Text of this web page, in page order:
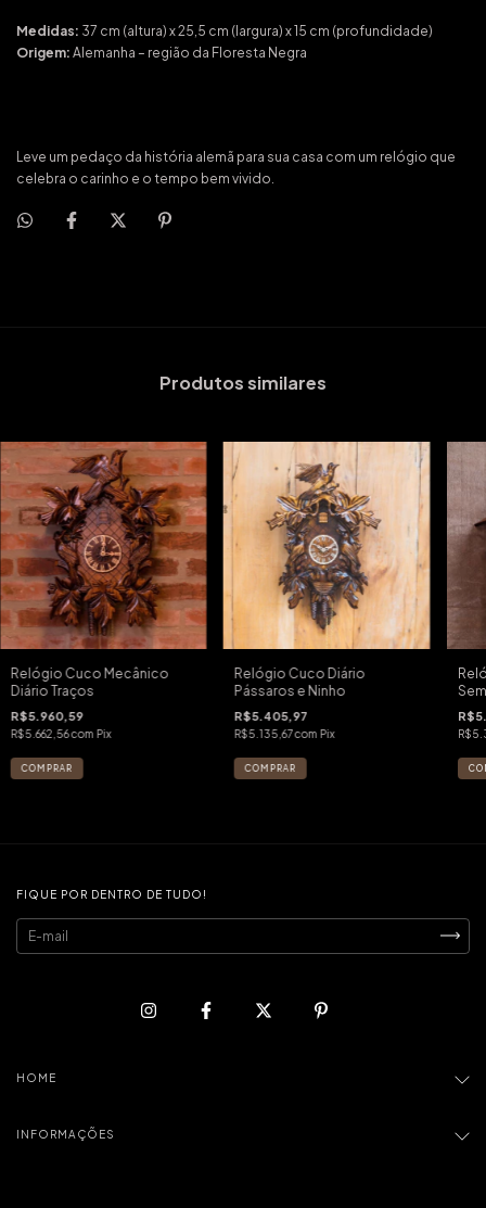
Medidas: 37 cm (altura) x 25,5 cm (largura) x 15 cm (profundidade)
Origem: Alemanha – região da Floresta Negra
Leve um pedaço da história alemã para sua casa com um relógio que
celebra o carinho e o tempo bem vivido.
Produtos similares
Relógio Cuco Mecânico
Diário Traços
R$5.960,59
R$5.662,56com Pix
Relógio Cuco Diário
Pássaros e Ninho
R$5.405,97
R$5.135,67com Pix
FIQUE POR DENTRO DE TUDO!
HOME
INFORMAÇÕES